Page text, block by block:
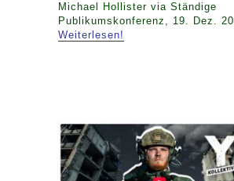
Michael Hollister via Ständige
Publikumskonferenz, 19. Dez.
Weiterlesen!